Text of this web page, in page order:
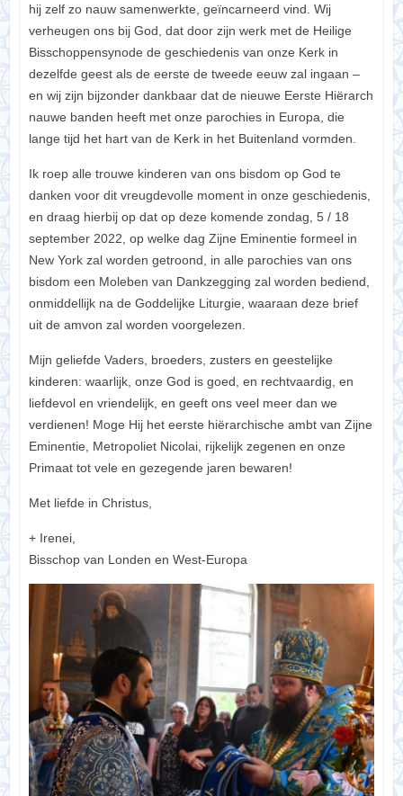
hij zelf zo nauw samenwerkte, geïncarneerd vind. Wij
verheugen ons bij God, dat door zijn werk met de Heilige
Bisschoppensynode de geschiedenis van onze Kerk in
dezelfde geest als de eerste de tweede eeuw zal ingaan –
en wij zijn bijzonder dankbaar dat de nieuwe Eerste Hiërarch
nauwe banden heeft met onze parochies in Europa, die
lange tijd het hart van de Kerk in het Buitenland vormden.
Ik roep alle trouwe kinderen van ons bisdom op God te
danken voor dit vreugdevolle moment in onze geschiedenis,
en draag hierbij op dat op deze komende zondag, 5 / 18
september 2022, op welke dag Zijne Eminentie formeel in
New York zal worden getroond, in alle parochies van ons
bisdom een Moleben van Dankzegging zal worden bediend,
onmiddellijk na de Goddelijke Liturgie, waaraan deze brief
uit de amvon zal worden voorgelezen.
Mijn geliefde Vaders, broeders, zusters en geestelijke
kinderen: waarlijk, onze God is goed, en rechtvaardig, en
liefdevol en vriendelijk, en geeft ons veel meer dan we
verdienen! Moge Hij het eerste hiërarchische ambt van Zijne
Eminentie, Metropoliet Nicolai, rijkelijk zegenen en onze
Primaat tot vele en gezegende jaren bewaren!
Met liefde in Christus,
+ Irenei,
Bisschop van Londen en West-Europa